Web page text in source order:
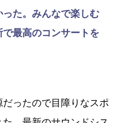
った。みんなで楽しむ
最高のコンサートを
ったので目障りなスポ